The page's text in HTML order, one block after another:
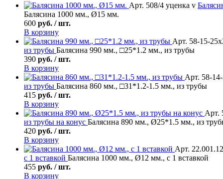
Арт. 508/4 уценка v
Балясина 1000 мм., Ø15 мм.
600 руб. / шт.
В корзину
Арт. 58-15-
из трубы Балясина 990 мм., □25*1.2 мм., из трубы
390 руб. / шт.
В корзину
Арт. 58-
из трубы Балясина 860 мм., □31*1.2-1.5 мм., из трубы
415 руб. / шт.
В корзину
Арт.
из трубы на конус Балясина 890 мм., Ø25*1.5 мм., из
420 руб. / шт.
В корзину
Арт. 22.001.12
с 1 вставкой Балясина 1000 мм., Ø12 мм., с 1 вставкой
455 руб. / шт.
В корзину